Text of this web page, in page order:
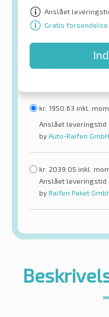
Anslået
Gratis forsendelse
kr. 1950.63 inkl.
Anslået leveringstid -
by Auto-Raifen GmbH
kr. 2039.05 inkl.
Anslået leveringstid -
by Raifen Paket